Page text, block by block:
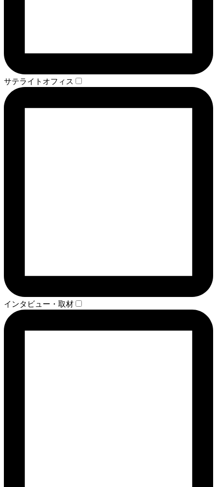
サテライトオフィス
インタビュー・取材